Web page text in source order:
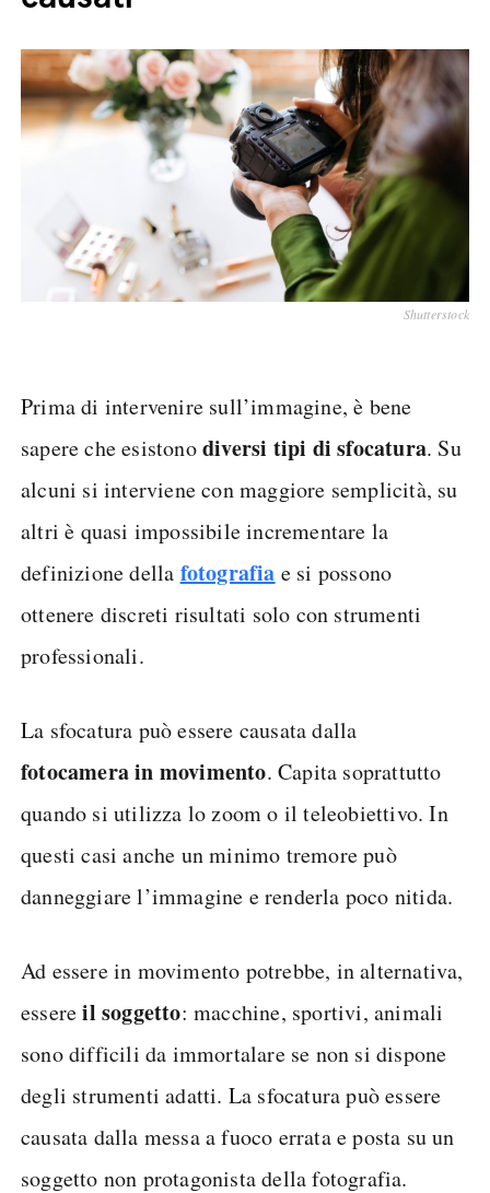
Shutterstock
Prima di intervenire sull’immagine, è bene
sapere che esistonodiversi tipi di sfocatura. Su
alcuni si interviene con maggiore semplicità, su
altri è quasi impossibile incrementare la
definizione della fotografia e si possono
ottenere discreti risultati solo con strumenti
professionali.
La sfocatura può essere causata dalla
fotocamera in movimento. Capita soprattutto
quando si utilizza lo zoom o il teleobiettivo. In
questi casi anche un minimo tremore può
danneggiare l’immagine e renderla poco nitida.
Ad essere in movimento potrebbe, in alternativa,
essereil soggetto: macchine, sportivi, animali
sono difficili da immortalare se non si dispone
degli strumenti adatti. La sfocatura può essere
causata dalla messa a fuoco errata e posta su un
soggetto non protagonista della fotografia.